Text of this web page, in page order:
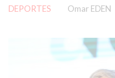
Omar EDEN
DEPORTES